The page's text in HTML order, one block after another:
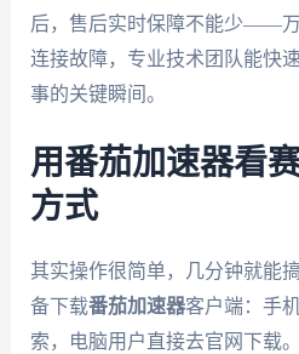
后，售后实时保障不能少——
连接故障，专业技术团队能快
事的关键瞬间。
用番茄加速器看
方式
其实操作很简单，几分钟就能
备下载番茄加速器客户端：手
索，电脑用户直接去官网下载